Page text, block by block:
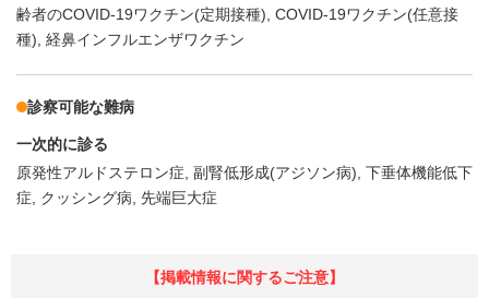
齢者のCOVID-19ワクチン(定期接種) COVID-19ワクチン(任意接
種) 経鼻インフルエンザワクチン
診察可能な難病
一次的に診る
原発性アルドステロン症 副腎低形成(アジソン病) 下垂体機能低下
症
クッシング病 先端巨大症
【掲載情報に関するご注意】